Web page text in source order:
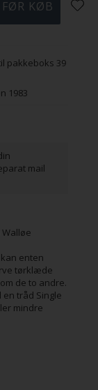
pakkeboks 39
1983
mail
Walløe
enten
tørklæde
de to andre.
tråd Single
mindre